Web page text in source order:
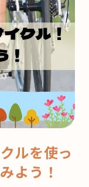
ルを使っ
よう！